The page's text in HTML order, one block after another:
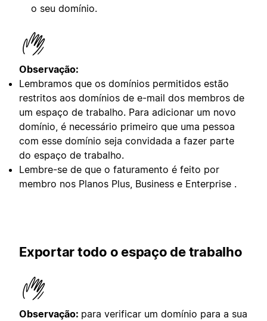
o seu domínio.
Observação:
Lembramos que os domínios permitidos estão
restritos aos domínios de e-mail dos membros de
um espaço de trabalho. Para adicionar um novo
domínio, é necessário primeiro que uma pessoa
com esse domínio seja convidada a fazer parte
do espaço de trabalho.
Lembre-se de que o faturamento é feito por
membro nos Planos Plus, Business e Enterprise .
Exportar todo o espaço de trabalho
Observação: para verificar um domínio para a sua